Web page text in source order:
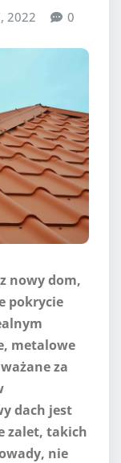
2022 0
nowy dom,
pokrycie
metalowe
za
dach jest
zalet, takich
nie